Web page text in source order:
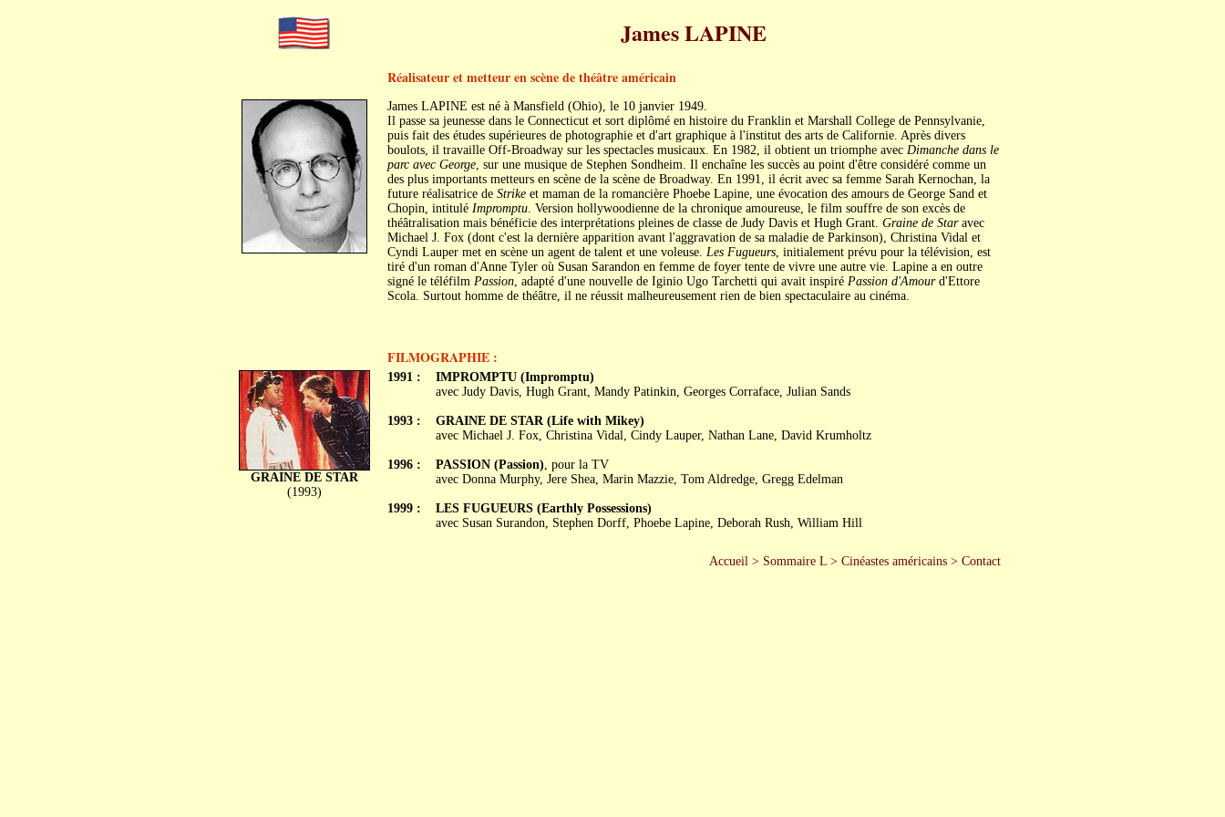
James LAPINE
Réalisateur et metteur en scène de théâtre américain
James LAPINE est né à Mansfield (Ohio), le 10 janvier 1949.
Il passe sa jeunesse dans le Connecticut et sort diplômé en histoire du Franklin et Marshall College de Pennsylvanie,
puis fait des études supérieures de photographie et d'art graphique à l'institut des arts de Californie. Après divers
boulots, il travaille Off-Broadway sur les spectacles musicaux. En 1982, il obtient un triomphe avec Dimanche dans le
parc avec George, sur une musique de Stephen Sondheim. Il enchaîne les succès au point d'être considéré comme un
des plus importants metteurs en scène de la scène de Broadway. En 1991, il écrit avec sa femme Sarah Kernochan, la
future réalisatrice de Strikeet maman de la romancière Phoebe Lapine, une évocation des amours de George Sand et
Chopin, intitulé Impromptu. Version hollywoodienne de la chronique amoureuse, le film souffre de son excès de
théâtralisation mais bénéficie des interprétations pleines de classe de Judy Davis et Hugh Grant. Graine de Staravec
Michael J. Fox (dont c'est la dernière apparition avant l'aggravation de sa maladie de Parkinson), Christina Vidal et
Cyndi Lauper met en scène un agent de talent et une voleuse. Les Fugueurs, initialement prévu pour la télévision, est
tiré d'un roman d'Anne Tyler où Susan Sarandon en femme de foyer tente de vivre une autre vie. Lapine a en outre
signé le téléfilm Passion, adapté d'une nouvelle de Iginio Ugo Tarchetti qui avait inspiré Passion d'Amourd'Ettore
Scola. Surtout homme de théâtre, il ne réussit malheureusement rien de bien spectaculaire au cinéma.
FILMOGRAPHIE :
GRAINE DE STAR
(1993)
1991 :
1993 :
1996 :
1999 :
IMPROMPTU (Impromptu)
avec Judy Davis, Hugh Grant, Mandy Patinkin, Georges Corraface, Julian Sands
GRAINE DE STAR (Life with Mikey)
avec Michael J. Fox, Christina Vidal, Cindy Lauper, Nathan Lane, David Krumholtz
PASSION (Passion), pour la TV
avec Donna Murphy, Jere Shea, Marin Mazzie, Tom Aldredge, Gregg Edelman
LES FUGUEURS (Earthly Possessions)
avec Susan Surandon, Stephen Dorff, Phoebe Lapine, Deborah Rush, William Hill
Accueil> Sommaire L> Cinéastes américains> Contact